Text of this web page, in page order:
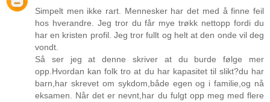
Simpelt men ikke rart. Mennesker har det med å finne feil
hos hverandre. Jeg tror du får mye trøkk nettopp fordi du
har en kristen profil. Jeg tror fullt og helt at den onde vil deg
vondt.
Så ser jeg at denne skriver at du burde følge mer
opp.Hvordan kan folk tro at du har kapasitet til slikt?du har
barn,har skrevet om sykdom,både egen og i familie,og nå
eksamen. Når det er nevnt,har du fulgt opp meg med flere